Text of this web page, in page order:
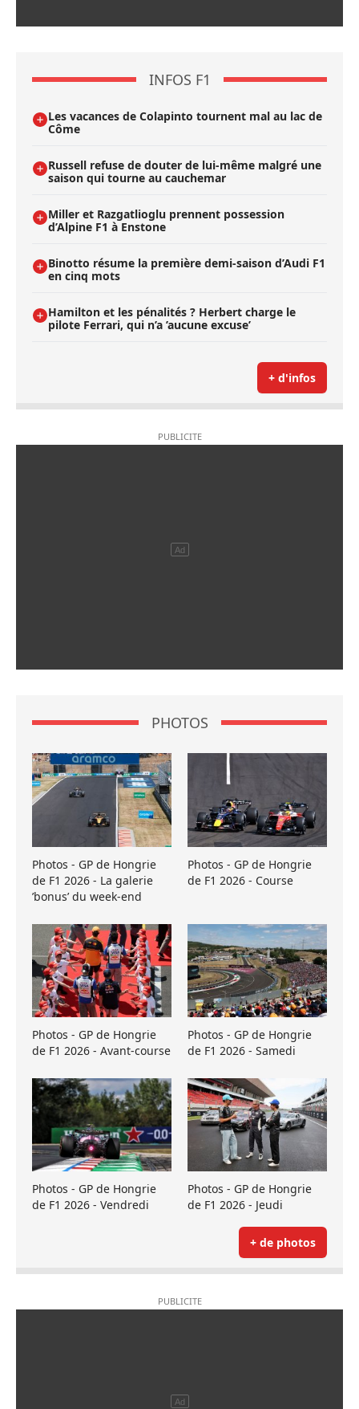
INFOS F1
Les vacances de Colapinto tournent mal au lac de
Côme
Russell refuse de douter de lui-même malgré une
saison qui tourne au cauchemar
Miller et Razgatlioglu prennent possession
d’Alpine F1 à Enstone
Binotto résume la première demi-saison d’Audi F1
en cinq mots
Hamilton et les pénalités ? Herbert charge le
pilote Ferrari, qui n’a ’aucune excuse’
+ d'infos
PHOTOS
Photos - GP de Hongrie
de F1 2026 - La galerie
’bonus’ du week-end
Photos - GP de Hongrie
de F1 2026 - Course
Photos - GP de Hongrie
de F1 2026 - Avant-course
Photos - GP de Hongrie
de F1 2026 - Samedi
Photos - GP de Hongrie
de F1 2026 - Vendredi
Photos - GP de Hongrie
de F1 2026 - Jeudi
+ de photos